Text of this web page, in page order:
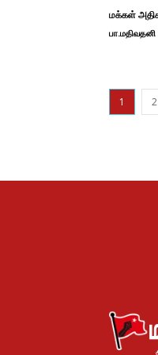
மக்கள்
பா.மதிவதனி
1 2